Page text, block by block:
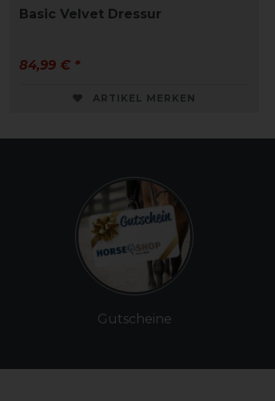
Basic Velvet Dressur
84,99 € *
ARTIKEL MERKEN
Gutscheine